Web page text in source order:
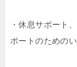
・休息サポート
ポートのための